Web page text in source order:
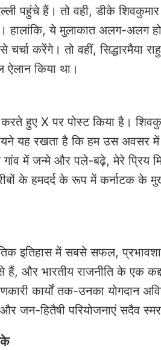
पहुंचे हैं। तो वही, डीके
हालांकि, ये मुलाकात अलग-अलग
चर्चा करेंगे। तो वहीं, सिद्धारमैया
ऐलान किया था।
करते हुए X पर पोस्ट किया है।
यह रखता है कि हम उस अवसर में
में जन्मे और पले-बढ़े, मेरे प्रिय
के हमदर्द के रूप में कर्नाटक के
इतिहास में सबसे सफल,
हैं, और भारतीय राजनीति के एक
कार्यों तक-उनका योगदान
जन-हितैषी परियोजनाएं सदैव